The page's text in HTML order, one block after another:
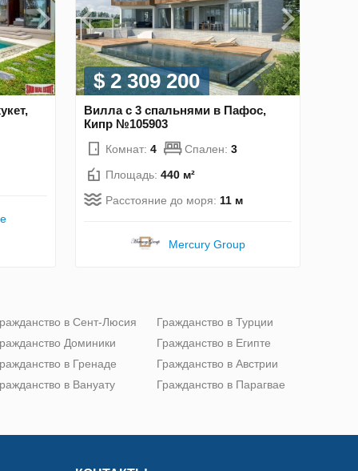
$ 2 309 200
Вилла с 3 спальнями в Пафос,
Кипр №105903
Комнат: 4 Спален: 3
Площадь: 440 м²
Расстояние до моря: 11 м
Mercury Group
в Сент-Люсия
Доминики
в Гренаде
в Вануату
Гражданство в Турции
Гражданство в Египте
Гражданство в Австрии
Гражданство в Парагвае